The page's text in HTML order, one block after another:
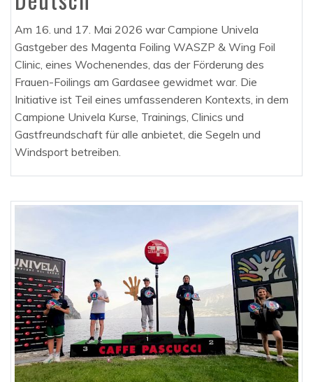
Am 16. und 17. Mai 2026 war Campione Univela
Gastgeber des Magenta Foiling WASZP & Wing Foil
Clinic, eines Wochenendes, das der Förderung des
Frauen-Foilings am Gardasee gewidmet war. Die
Initiative ist Teil eines umfassenderen Kontexts, in dem
Campione Univela Kurse, Trainings, Clinics und
Gastfreundschaft für alle anbietet, die Segeln und
Windsport betreiben.